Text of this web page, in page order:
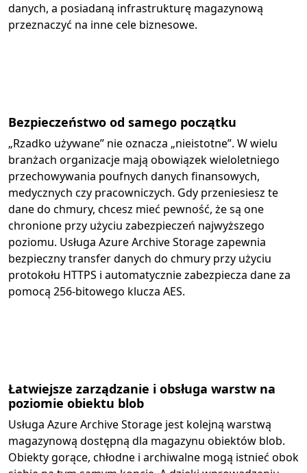
danych, a posiadaną infrastrukturę magazynową
przeznaczyć na inne cele biznesowe.
Bezpieczeństwo od samego początku
„Rzadko używane” nie oznacza „nieistotne”. W wielu
branżach organizacje mają obowiązek wieloletniego
przechowywania poufnych danych finansowych,
medycznych czy pracowniczych. Gdy przeniesiesz te
dane do chmury, chcesz mieć pewność, że są one
chronione przy użyciu zabezpieczeń najwyższego
poziomu. Usługa Azure Archive Storage zapewnia
bezpieczny transfer danych do chmury przy użyciu
protokołu HTTPS i automatycznie zabezpiecza dane za
pomocą 256-bitowego klucza AES.
Łatwiejsze zarządzanie i obsługa warstw na
poziomie obiektu blob
Usługa Azure Archive Storage jest kolejną warstwą
magazynową dostępną dla magazynu obiektów blob.
Obiekty gorące, chłodne i archiwalne mogą istnieć obok